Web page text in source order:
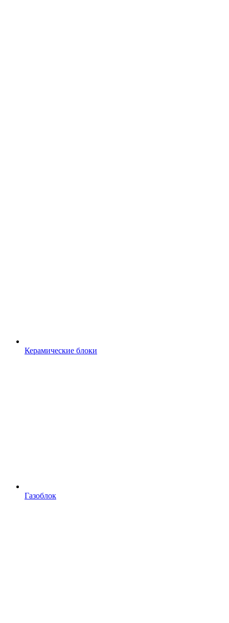
Керамические блоки
Газоблок